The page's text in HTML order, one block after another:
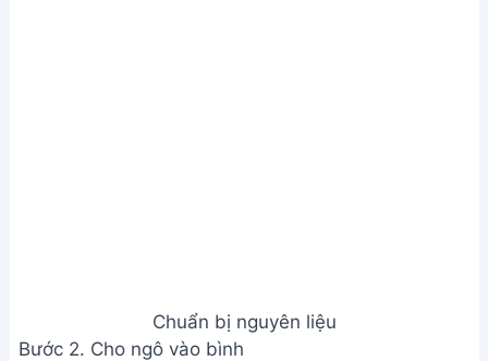
Chuẩn bị nguyên liệu
Bước 2. Cho ngô vào bình